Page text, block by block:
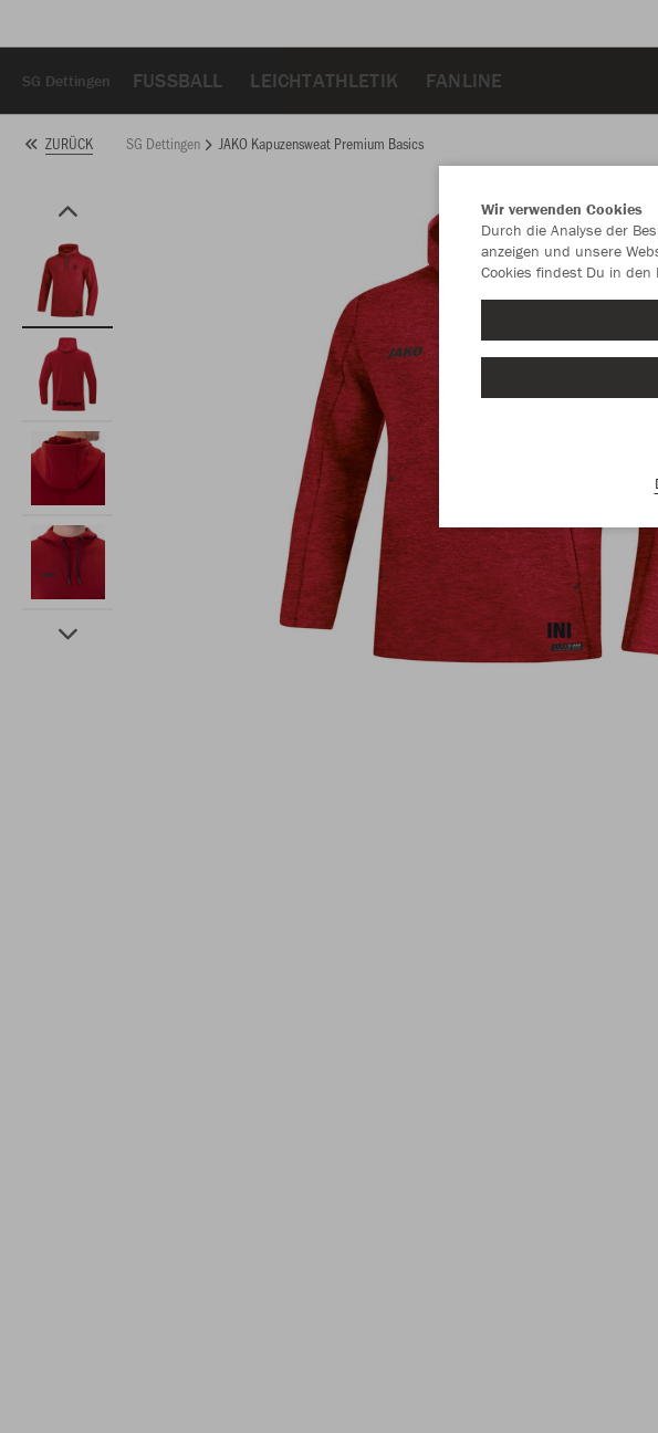
SG Dettingen FUSSBALL LEICHTATHLETIK FANLINE
ZURÜCK SG Dettingen JAKO Kapuzensweat Premium Basics
Wir verwenden Cookies
Durch die Analyse der
anzeigen und unsere
Cookies findest Du in den